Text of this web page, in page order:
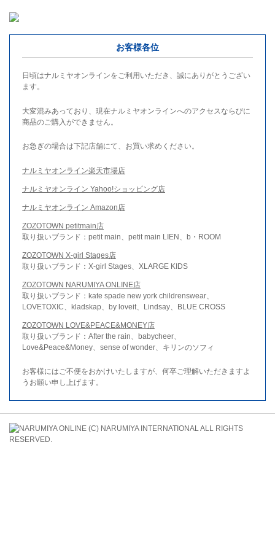
お客様各位
日頃はナルミヤオンラインをご利用いただき、誠にありがとうござい
ます。
大変混みあっており、現在ナルミヤオンラインへのアクセスならびに
商品のご購入ができません。
お急ぎの場合は下記店舗にて、お買い求めください。
ナルミヤオンライン楽天市場店
ナルミヤオンライン Yahoo!ショッピング店
ナルミヤオンライン Amazon店
ZOZOTOWN petitmain店
取り扱いブランド：petit main、petit main LIEN、b・ROOM
ZOZOTOWN X-girl Stages店
取り扱いブランド：X-girl Stages、XLARGE KIDS
ZOZOTOWN NARUMIYA ONLINE店
取り扱いブランド：kate spade new york childrenswear、
LOVETOXIC、kladskap、by loveit、Lindsay、BLUE CROSS
ZOZOTOWN LOVE&PEACE&MONEY店
取り扱いブランド：After the rain、babycheer、
Love&Peace&Money、sense of wonder、キリンのソフィ
お客様にはご不便をおかけいたしますが、何卒ご理解いただきますよ
うお願い申し上げます。